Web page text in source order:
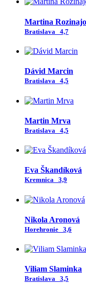
Martina
Bratislava 4,7
Dávid Marcin
Bratislava 4,5
Martin Mrva
Bratislava 4,5
Eva Škandíková
Kremnica 3,9
Nikola Aronová
Horehronie 3,6
Viliam Slaminka
Bratislava 3,5